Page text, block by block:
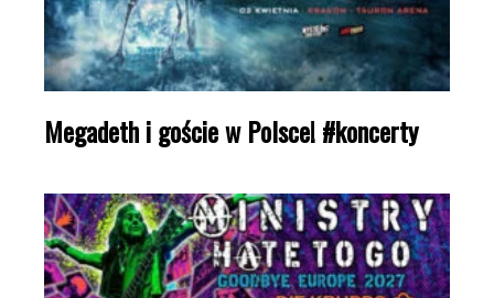
Megadeth i goście w Polsce! #koncerty